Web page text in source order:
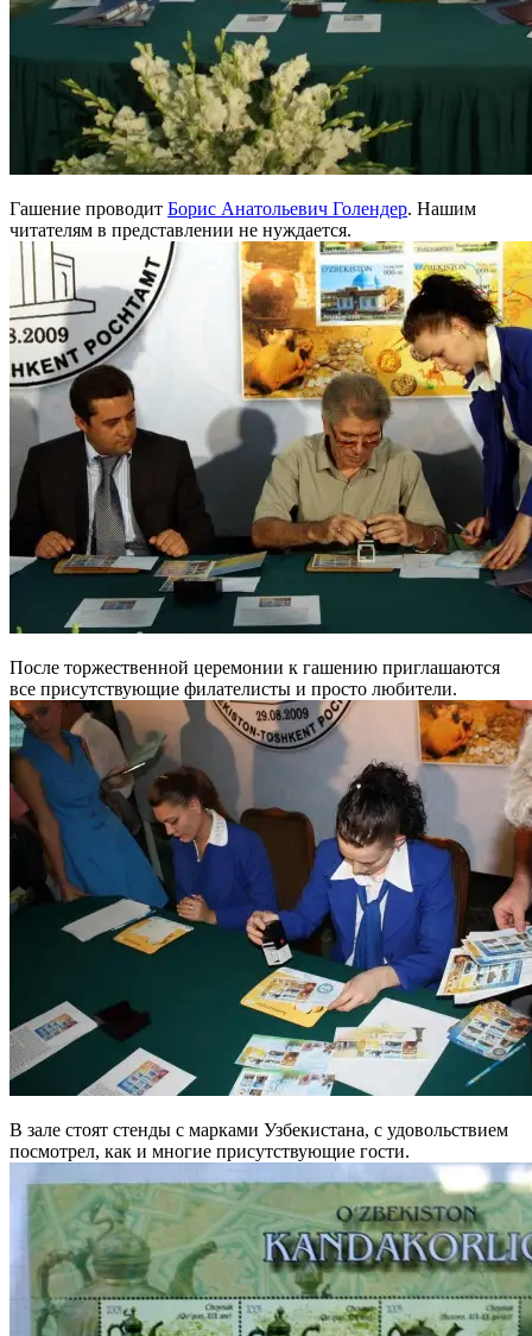
Гашение проводит Борис Анатольевич Голендер. Нашим
читателям в представлении не нуждается.
После торжественной церемонии к гашению приглашаются
все присутствующие филателисты и просто любители.
В зале стоят стенды с марками Узбекистана, с удовольствием
посмотрел, как и многие присутствующие гости.